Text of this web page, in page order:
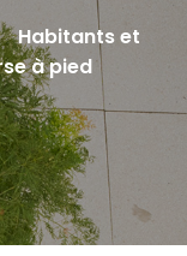
Habitants et
à pied